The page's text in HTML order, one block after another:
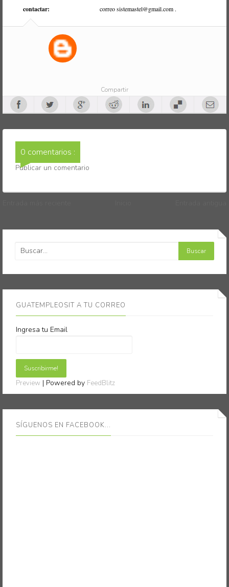
contactar:
correo sistemastel@gmail.com .
Compartir
0 comentarios :
Publicar un comentario
GUATEMPLEOSIT A TU CORREO
Ingresa tu Email
Preview | Powered by FeedBlitz
SÍGUENOS EN FACEBOOK...